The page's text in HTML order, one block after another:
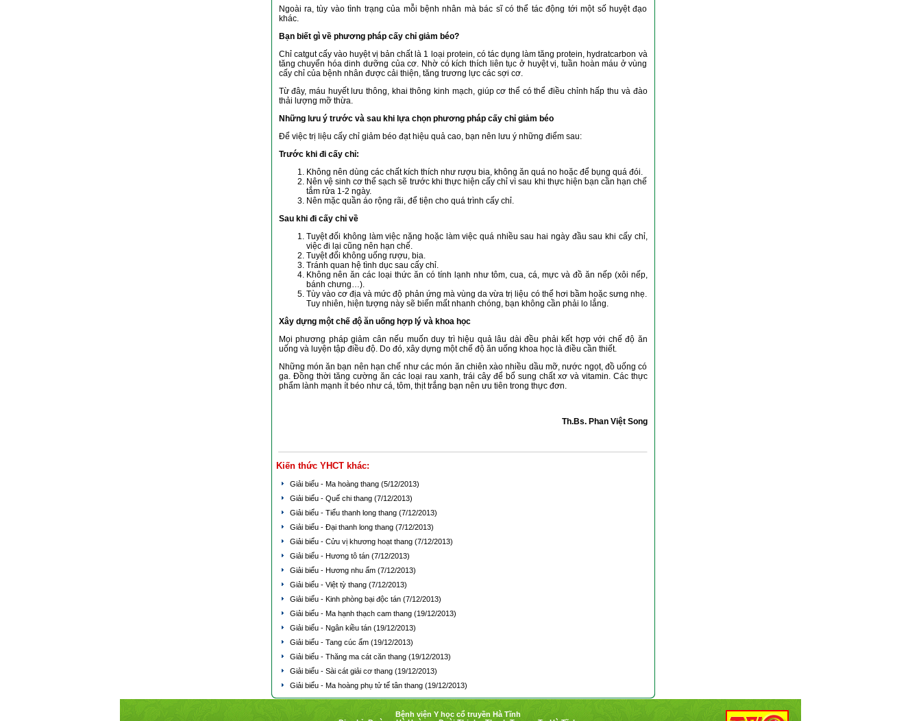
Ngoài ra, tùy vào tình trạng của mỗi bệnh nhân mà bác sĩ có thể tác động tới một số huyệt đạo
khác.
Bạn biết gì về phương pháp cấy chỉ giảm béo?
Chỉ catgut cấy vào huyệt vị bản chất là 1 loại protein, có tác dụng làm tăng protein, hydratcarbon và
tăng chuyển hóa dinh dưỡng của cơ. Nhờ có kích thích liên tục ở huyệt vị, tuần hoàn máu ở vùng
cấy chỉ của bệnh nhân được cải thiện, tăng trương lực các sợi cơ.
Từ đây, máu huyết lưu thông, khai thông kinh mạch, giúp cơ thể có thể điều chỉnh hấp thu và đào
thải lượng mỡ thừa.
Những lưu ý trước và sau khi lựa chọn phương pháp cấy chỉ giảm béo
Để việc trị liệu cấy chỉ giảm béo đạt hiệu quả cao, bạn nên lưu ý những điểm sau:
Trước khi đi cấy chỉ:
Không nên dùng các chất kích thích như rượu bia, không ăn quá no hoặc để bụng quá đói.
Nên vệ sinh cơ thể sạch sẽ trước khi thực hiện cấy chỉ vì sau khi thực hiện bạn cần hạn chế
tắm rửa 1-2 ngày.
Nên mặc quần áo rộng rãi, để tiện cho quá trình cấy chỉ.
Sau khi đi cấy chỉ về
Tuyệt đối không làm việc nặng hoặc làm việc quá nhiều sau hai ngày đầu sau khi cấy chỉ,
việc đi lại cũng nên hạn chế.
Tuyệt đối không uống rượu, bia.
Tránh quan hệ tình dục sau cấy chỉ.
Không nên ăn các loại thức ăn có tính lạnh như tôm, cua, cá, mực và đồ ăn nếp (xôi nếp,
bánh chưng…).
Tùy vào cơ địa và mức độ phản ứng mà vùng da vừa trị liệu có thể hơi bầm hoặc sưng nhẹ.
Tuy nhiên, hiện tượng này sẽ biến mất nhanh chóng, bạn không cần phải lo lắng.
Xây dựng một chế độ ăn uống hợp lý và khoa học
Mọi phương pháp giảm cân nếu muốn duy trì hiệu quả lâu dài đều phải kết hợp với chế độ ăn
uống và luyện tập điều độ. Do đó, xây dựng một chế độ ăn uống khoa học là điều cần thiết.
Những món ăn bạn nên hạn chế như các món ăn chiên xào nhiều dầu mỡ, nước ngọt, đồ uống có
ga. Đồng thời tăng cường ăn các loại rau xanh, trái cây để bổ sung chất xơ và vitamin. Các thực
phẩm lành mạnh ít béo như cá, tôm, thịt trắng bạn nên ưu tiên trong thực đơn.
Th.Bs. Phan Việt Song
Kiến thức YHCT khác:
Giải biểu - Ma hoàng thang (5/12/2013)
Giải biểu - Quế chi thang (7/12/2013)
Giải biểu - Tiểu thanh long thang (7/12/2013)
Giải biểu - Đại thanh long thang (7/12/2013)
Giải biểu - Cửu vị khương hoạt thang (7/12/2013)
Giải biểu - Hương tô tán (7/12/2013)
Giải biểu - Hương nhu ẩm (7/12/2013)
Giải biểu - Việt tỳ thang (7/12/2013)
Giải biểu - Kinh phòng bại độc tán (7/12/2013)
Giải biểu - Ma hạnh thạch cam thang (19/12/2013)
Giải biểu - Ngân kiều tán (19/12/2013)
Giải biểu - Tang cúc ẩm (19/12/2013)
Giải biểu - Thăng ma cát căn thang (19/12/2013)
Giải biểu - Sài cát giải cơ thang (19/12/2013)
Giải biểu - Ma hoàng phụ tử tế tân thang (19/12/2013)
Bệnh viện Y học cổ truyền Hà Tĩnh